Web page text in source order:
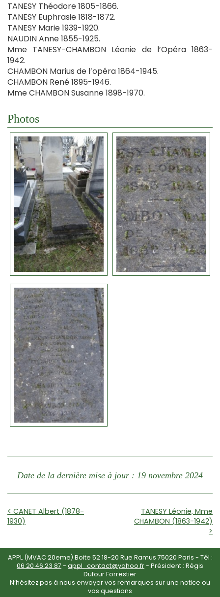
TANESY Théodore 1805-1866.
TANESY Euphrasie 1818-1872.
TANESY Marie 1939-1920.
NAUDIN Anne 1855-1925.
Mme TANESY-CHAMBON Léonie de l’Opéra 1863-
1942.
CHAMBON Marius de l’opéra 1864-1945.
CHAMBON René 1895-1946.
Mme CHAMBON Susanne 1898-1970.
Photos
Date de la dernière mise à jour : 19 novembre 2024
< CANET Albert (1878-
1930)
TANESY Léonie, Mme
CHAMBON (1863-1942)
>
APPL (MVAC 20eme) Boite 52 18-20 Rue Ramus 75020 Paris - Tél :
06 20 46 23 87 - appl_contact@yahoo.fr- Président : Régis
Dufour Forrestier
N’hésitez pas à nous envoyer vos remarques sur une notice ou
vos questions